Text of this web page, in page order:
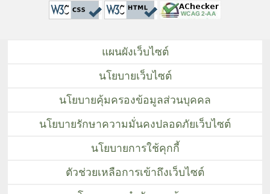
แผนผังเว็บไซต์
นโยบายเว็บไซต์
นโยบายคุ้มครองข้อมูลส่วนบุคคล
นโยบายรักษาความมั่นคงปลอดภัยเว็บไซต์
นโยบายการใช้คุกกี้
ตัวช่วยเหลือการเข้าถึงเว็บไซต์